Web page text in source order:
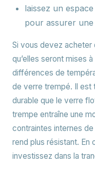
laissez un
pour assurer une
Si vous devez
qu’elles seront mises
différences de
de verre trempé. Il est
durable que le verre
trempe entraîne une
contraintes internes
rend plus résistant.
investissez dans la